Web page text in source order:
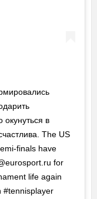
окунуться в
The US
finals have
for
life again
#tennisplayer